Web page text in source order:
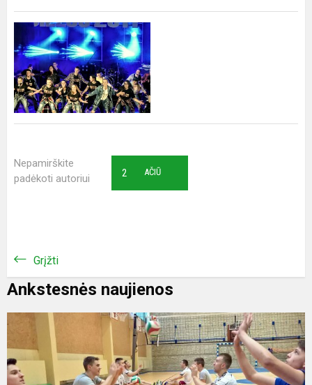
Nepamirškite
padėkoti autoriui
AČIŪ
2
Grįžti
Ankstesnės naujienos